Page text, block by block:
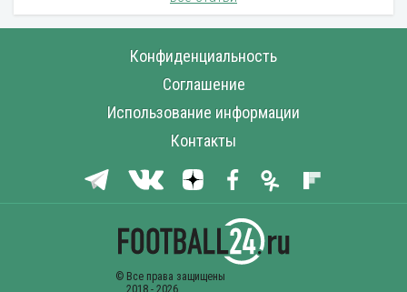
Конфиденциальность
Соглашение
Использование информации
Контакты